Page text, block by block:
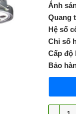
Ánh
Quang
Hệ số
Chỉ số
Cấp độ
Bảo
Đèn